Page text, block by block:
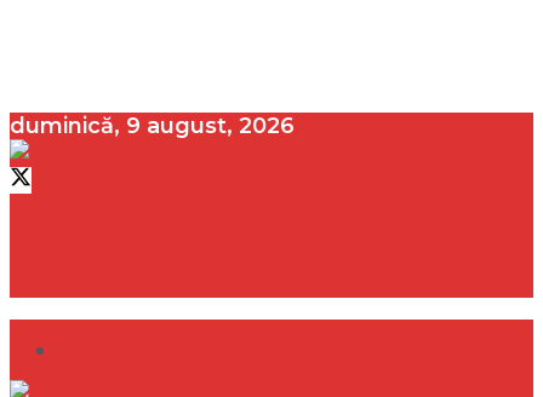
duminică, 9 august, 2026